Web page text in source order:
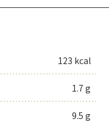
123 kcal
1.7 g
9.5 g